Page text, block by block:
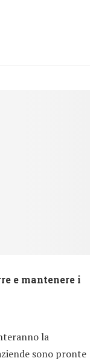
e mantenere i
la
sono pronte